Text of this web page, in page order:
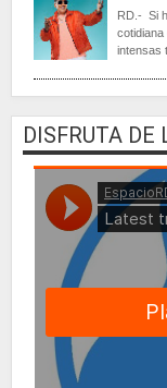
RD.- Si
cotidiana
intensas
DISFRUTA DE